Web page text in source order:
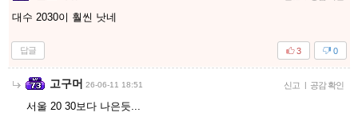
대수 2030이 훨씬 낫네
답글 0
3
고구머 26-06-11 18:51 신고 공감 확인
서울 20 30보다 나은듯...